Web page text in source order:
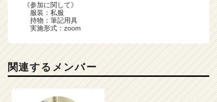
《参加に関して》
服装：私服
持物：筆記用具
実施形式：zoom
関連するメンバー